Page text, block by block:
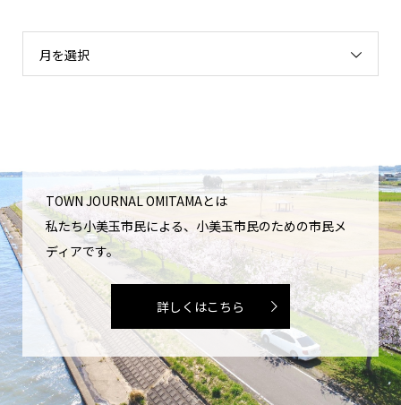
月を選択
TOWN JOURNAL OMITAMAとは
私たち小美玉市民による、小美玉市民のための市民メ
ディアです。
詳しくはこちら